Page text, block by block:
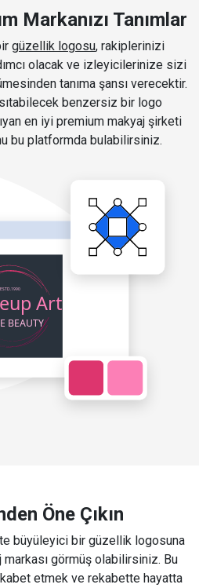
Markanızı Tanımlar
güzellik logosu, rakiplerinizi
olacak ve izleyicilerinize sizi
tanıma şansı verecektir.
benzersiz bir logo
en iyi premium makyaj şirketi
bu platformda bulabilirsiniz.
Öne Çıkın
büyüleyici bir güzellik logosuna
markası görmüş olabilirsiniz. Bu
etmek ve rekabette hayatta